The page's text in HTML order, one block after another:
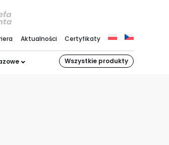
Wszystkie produkty
Aktualności Certyfikaty